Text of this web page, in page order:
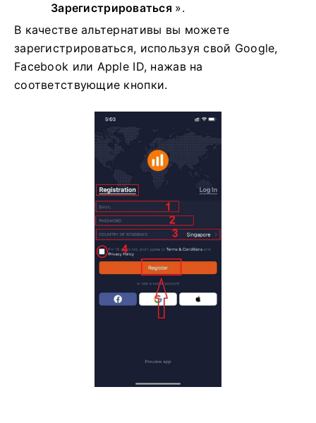
Зарегистрироваться ».
В качестве альтернативы вы можете
зарегистрироваться, используя свой Google,
Facebook или Apple ID, нажав на
соответствующие кнопки.